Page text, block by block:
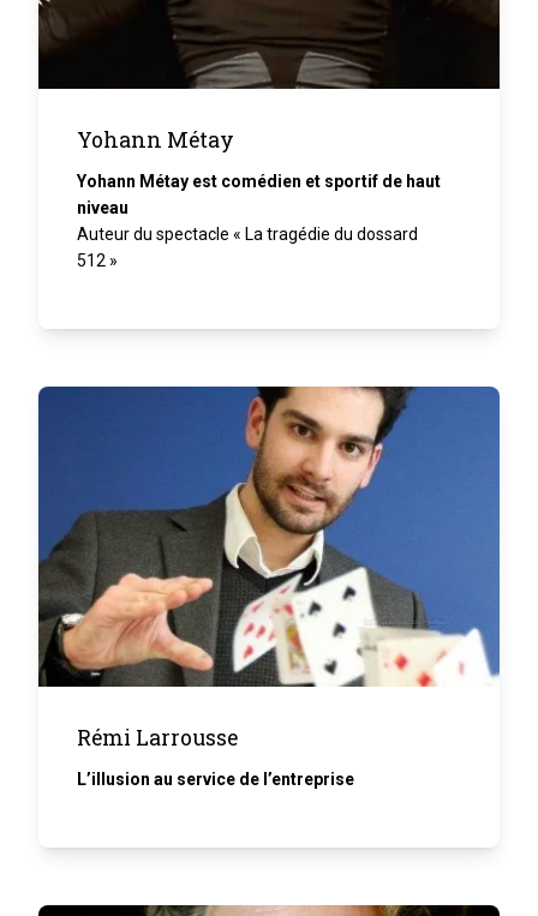
Yohann Métay
Yohann Métay est comédien et sportif de haut
niveau
Auteur du spectacle « La tragédie du dossard
512 »
Rémi Larrousse
L’illusion au service de l’entreprise